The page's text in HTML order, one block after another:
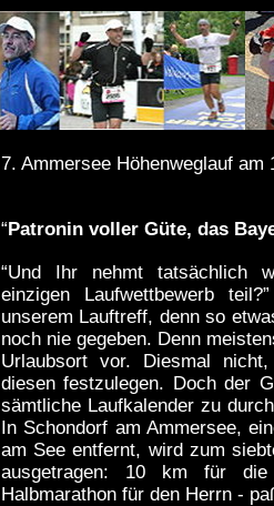
7. Ammersee Höhenweglauf am
“Patronin voller Güte, das
“Und Ihr nehmt tatsächlich
einzigen Laufwettbewerb
unserem Lauftreff, denn so
noch nie gegeben. Denn
Urlaubsort vor. Diesmal
diesen festzulegen. Doch der
sämtliche Laufkalender zu
In Schondorf am Ammersee,
am See entfernt, wird zum
ausgetragen: 10 km für die
Halbmarathon für den Herrn -